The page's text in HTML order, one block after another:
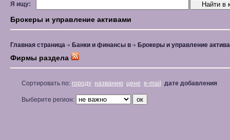
Я ищу:
Брокеры и управление активами
Главная страница Банки и финансы в Брокеры и управление
Фирмы раздела
Сортировать по: городу названию цене e-mail дате добавления
Выберите регион: